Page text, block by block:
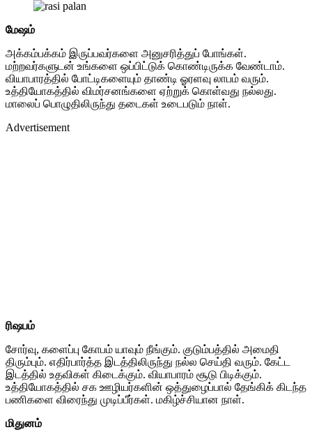
மேஷம்
அக்கம்பக்கம் இருப்பவர்களை அனுசரித்துப் போங்கள்.
மற்றவர்களுடன் உங்களை ஒப்பிட்டுக் கொண்டிருக்க வேண்டாம்.
வியாபாரத்தில் போட்டிகளையும் தாண்டி ஓரளவு லாபம் வரும்.
உத்தியோகத்தில் விமர்சனங்களை ஏற்றுக் கொள்வது நல்லது.
மாலைப் பொழுதிலிருந்து தடைகள் உடைபடும் நாள்.
Advertisement
ரிஷபம்
சோர்வு, களைப்பு கோபம் யாவும் நீங்கும். குடும்பத்தில் அமைதி
திரும்பும். எதிர்பார்த்த இடத்திலிருந்து நல்ல செய்தி வரும். கேட்ட
இடத்தில் உதவிகள் கிடைக்கும். வியாபாரம் சூடு பிடிக்கும்.
உத்தியோகத்தில் சக ஊழியர்களின் ஒத்துழைப்பால் தேங்கிக் கிடந்த
பணிகளை விரைந்து முடிப்பீர்கள். மகிழ்ச்சியான நாள்.
மிதுனம்